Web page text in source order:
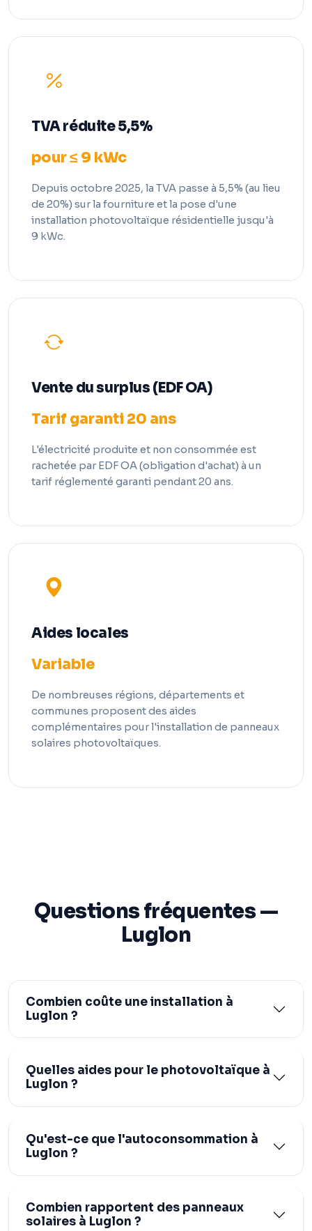
TVA réduite 5,5%
pour ≤ 9 kWc
Depuis octobre 2025, la TVA passe à 5,5% (au lieu
de 20%) sur la fourniture et la pose d'une
installation photovoltaïque résidentielle jusqu'à
9 kWc.
Vente du surplus (EDF OA)
Tarif garanti 20 ans
L'électricité produite et non consommée est
rachetée par EDF OA (obligation d'achat) à un
tarif réglementé garanti pendant 20 ans.
Aides locales
Variable
De nombreuses régions, départements et
communes proposent des aides
complémentaires pour l'installation de panneaux
solaires photovoltaïques.
Questions fréquentes —
Luglon
Combien coûte une installation à
Luglon ?
Quelles aides pour le photovoltaïque à
Luglon ?
Qu'est-ce que l'autoconsommation à
Luglon ?
Combien rapportent des panneaux
solaires à Luglon ?